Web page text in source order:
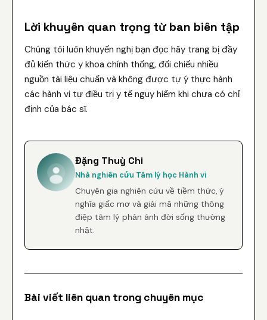
Lời khuyên quan trọng từ ban biên tập
Chúng tôi luôn khuyến nghị bạn đọc hãy trang bị đầy
đủ kiến thức y khoa chính thống, đối chiếu nhiều
nguồn tài liệu chuẩn và không được tự ý thực hành
các hành vi tự điều trị y tế nguy hiểm khi chưa có chỉ
định của bác sĩ.
Đặng Thuỳ Chi
Nhà nghiên cứu Tâm lý học Hành vi
Chuyên gia nghiên cứu về tiềm thức, ý
nghĩa giấc mơ và giải mã những thông
điệp tâm lý phản ánh đời sống thường
nhật.
Bài viết liên quan trong chuyên mục